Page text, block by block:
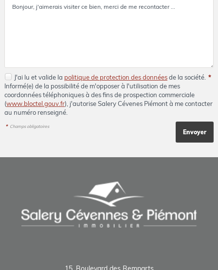
J'ai lu et valide la politique de protection des donnéesde la société. *
Informé(e) de la possibilité de m'opposer à l'utilisation de mes
coordonnées téléphoniques à des fins de prospection commerciale
(www.bloctel.gouv.fr), j'autorise Salery Cévenes Piémont à me contacter
au numéro renseigné.
* Champs obligatoires